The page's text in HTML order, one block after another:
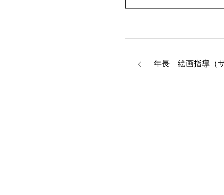
年長 絵画指導（